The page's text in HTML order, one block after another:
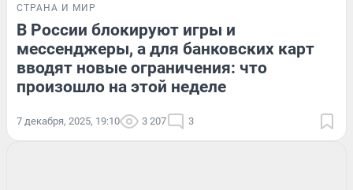
СТРАНА И МИР
В России блокируют игры и
мессенджеры, а для банковских карт
вводят новые ограничения: что
произошло на этой неделе
7 декабря, 2025, 19:10 3 207 3